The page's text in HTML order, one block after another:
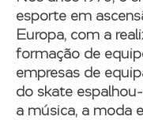
esporte em
Europa, com a
formação de
empresas de
do skate
a música, a moda